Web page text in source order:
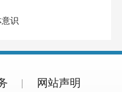
识
网站声明